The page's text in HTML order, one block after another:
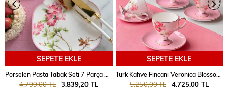
SEPETE EKLE
Porselen Pasta Tabak Seti 7 Parça Blossom
3.839,20 TL
4.799,00 TL
SEPETE EKLE
Türk Kahve Fincanı Veronica Blossom 6 Kişilik 12 Parça
4.725,00 TL
5.250,00 TL